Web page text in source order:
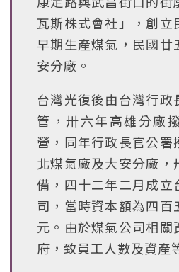
瓦斯株式會社」，創立
早期生產煤氣，民國廿
安分廠。
台灣光復後由台灣行政
管，卅六年高雄分廠
營，同年行政長官公署
北煤氣廠及大安分廠，
備，四十二年二月成立
司，當時資本額為四百
元。由於煤氣公司相關
府，致員工人數及資產